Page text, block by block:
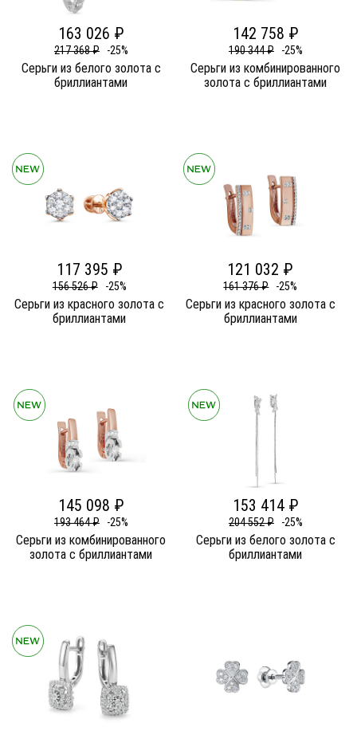
163 026 ₽
217 368 ₽ -25%
Серьги из белого золота c
бриллиантами
142 758 ₽
190 344 ₽ -25%
Серьги из комбинированного
золота c бриллиантами
117 395 ₽
156 526 ₽ -25%
Серьги из красного золота c
бриллиантами
121 032 ₽
161 376 ₽ -25%
Серьги из красного золота c
бриллиантами
145 098 ₽
193 464 ₽ -25%
Серьги из комбинированного
золота c бриллиантами
153 414 ₽
204 552 ₽ -25%
Серьги из белого золота c
бриллиантами